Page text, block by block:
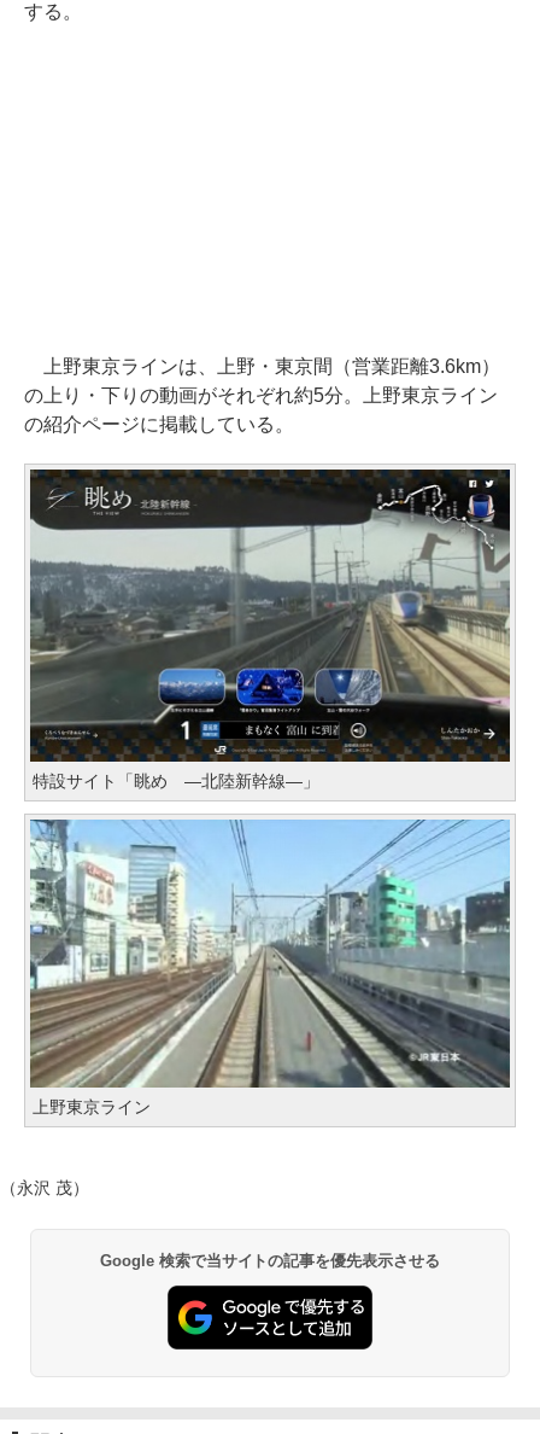
する。
上野東京ラインは、上野・東京間（営業距離3.6km）
の上り・下りの動画がそれぞれ約5分。上野東京ライン
の紹介ページに掲載している。
特設サイト「眺め ―北陸新幹線―」
上野東京ライン
（永沢 茂）
Google 検索で当サイトの記事を優先表示させる